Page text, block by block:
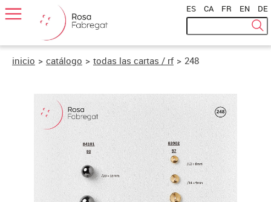
DE
EN
FR
CA
ES
inicio > catálogo > todas las cartas / rf > 248